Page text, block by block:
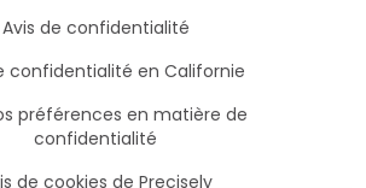
Avis de confidentialité
confidentialité en Californie
préférences en matière de
confidentialité
de cookies de Precisely